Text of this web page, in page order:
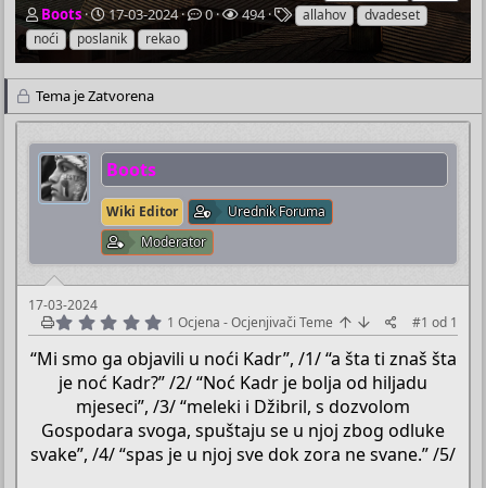
P
o
k
e
t
č
T
e
m
Boots
P
o
č
t
n
d
a
t
u
m
17-03-2024
O
g
o
a
0
P
e
e
a
494
O
z
e
allahov
dvadeset
noći
poslanik rekao
Tema je Zatvorena
Boots
Wiki Editor
Urednik Foruma
Moderator
17-03-2024
5
.
0
0
s
t
a
r
(
s
1 Ocjena - Ocjenjivači Teme #1 od 1
“Mi smo ga objavili u noći Kadr”, /1/ “a šta ti znaš šta
je noć Kadr?” /2/ “Noć Kadr je bolja od hiljadu
mjeseci”, /3/ “meleki i Džibril, s dozvolom
Gospodara svoga, spuštaju se u njoj zbog odluke
svake”, /4/ “spas je u njoj sve dok zora ne svane.” /5/